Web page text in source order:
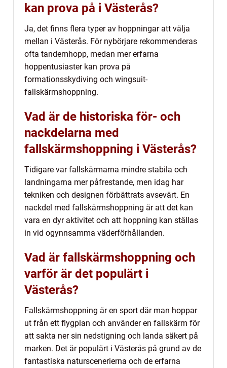
kan prova på i Västerås?
Ja, det finns flera typer av hoppningar att välja
mellan i Västerås. För nybörjare rekommenderas
ofta tandemhopp, medan mer erfarna
hoppentusiaster kan prova på
formationsskydiving och wingsuit-
fallskärmshoppning.
Vad är de historiska för- och
nackdelarna med
fallskärmshoppning i Västerås?
Tidigare var fallskärmarna mindre stabila och
landningarna mer påfrestande, men idag har
tekniken och designen förbättrats avsevärt. En
nackdel med fallskärmshoppning är att det kan
vara en dyr aktivitet och att hoppning kan ställas
in vid ogynnsamma väderförhållanden.
Vad är fallskärmshoppning och
varför är det populärt i
Västerås?
Fallskärmshoppning är en sport där man hoppar
ut från ett flygplan och använder en fallskärm för
att sakta ner sin nedstigning och landa säkert på
marken. Det är populärt i Västerås på grund av de
fantastiska naturscenerierna och de erfarna